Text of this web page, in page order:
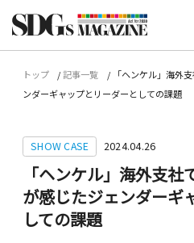
トップ 記事一覧
「ヘンケル」海外
ンダーギャップとリーダーとしての課題
SHOW CASE 2024.04.26
「ヘンケル」海外支
が感じたジェンダーギ
しての課題